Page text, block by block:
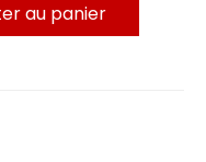
au panier